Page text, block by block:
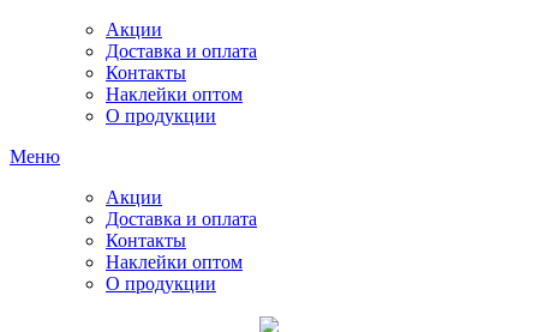
Акции
Доставка и оплата
Контакты
Наклейки оптом
О продукции
Меню
Акции
Доставка и оплата
Контакты
Наклейки оптом
О продукции